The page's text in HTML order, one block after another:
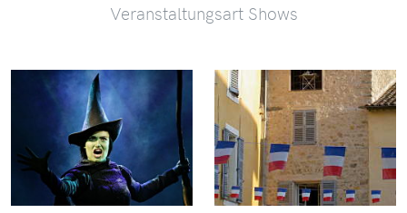
Veranstaltungsart Shows